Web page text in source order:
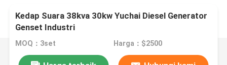
Kedap Suara 38kva 30kw Yuchai Diesel Generator
Genset Industri
MOQ：3set Harga：$2500